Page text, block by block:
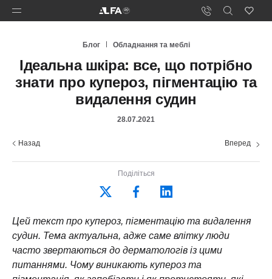
Блог Обладнання та меблі
Ідеальна шкіра: все, що потрібно
знати про купероз, пігментацію та
видалення судин
28.07.2021
Назад Вперед
Поділіться
Цей текст про купероз, пігментацію та видалення
судин. Тема актуальна, адже саме влітку люди
часто звертаються до дерматологів із цими
питаннями. Чому виникають купероз та